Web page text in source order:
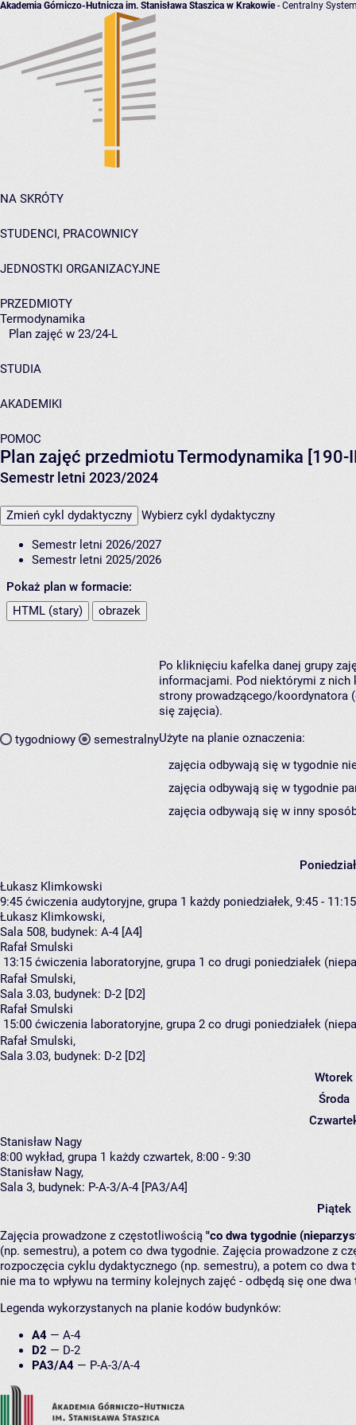
Akademia Górniczo-Hutnicza im. Stanisława Staszica w Krakowie- Centralny
NA SKRÓTY
STUDENCI, PRACOWNICY
JEDNOSTKI ORGANIZACYJNE
PRZEDMIOTY
Termodynamika
Plan zajęć w 23/24-L
STUDIA
AKADEMIKI
POMOC
Plan zajęć przedmiotu Termodynamika [190-
Semestr letni 2023/2024
Zmień cykl dydaktyczny Wybierz cykl dydaktyczny
Semestr letni 2026/2027
Semestr letni 2025/2026
Pokaż plan w formacie:
HTML (stary)
obrazek
tygodniowy semestralny
Po kliknięciu kafelka danej grupy
informacjami. Pod niektórymi z nich
strony prowadzącego/koordynatora
się zajęcia).
Użyte na planie oznaczenia:
zajęcia odbywają się w tygodnie
zajęcia odbywają się w tygodnie
zajęcia odbywają się w inny
Łukasz Klimkowski
9:45 ćwiczenia audytoryjne, grupa 1 każdy poniedziałek, 9:45 - 11:15
Łukasz Klimkowski,
Sala 508, budynek: A-4 [A4]
Rafał Smulski
13:15 ćwiczenia laboratoryjne, grupa 1 co drugi poniedziałek
Rafał Smulski,
Sala 3.03, budynek: D-2 [D2]
Rafał Smulski
15:00 ćwiczenia laboratoryjne, grupa 2 co drugi poniedziałek
Rafał Smulski,
Sala 3.03, budynek: D-2 [D2]
Wtorek
Środa
Stanisław Nagy
8:00 wykład, grupa 1 każdy czwartek, 8:00 - 9:30
Stanisław Nagy,
Sala 3, budynek: P-A-3/A-4 [PA3/A4]
Piątek
Zajęcia prowadzone z częstotliwością "co dwa tygodnie
(np. semestru), a potem co dwa tygodnie. Zajęcia prowadzone z
rozpoczęcia cyklu dydaktycznego (np. semestru), a potem co
nie ma to wpływu na terminy kolejnych zajęć - odbędą się one
Legenda wykorzystanych na planie kodów budynków:
A4 — A-4
D2 — D-2
PA3/A4 — P-A-3/A-4